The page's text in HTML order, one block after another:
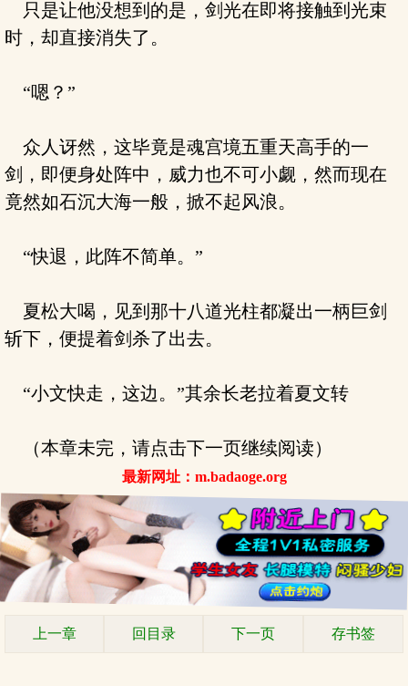
只是让他没想到的是，剑光在即将接触到光束
时，却直接消失了。
“嗯？”
众人讶然，这毕竟是魂宫境五重天高手的一
剑，即便身处阵中，威力也不可小觑，然而现在
竟然如石沉大海一般，掀不起风浪。
“快退，此阵不简单。”
夏松大喝，见到那十八道光柱都凝出一柄巨剑
斩下，便提着剑杀了出去。
“小文快走，这边。”其余长老拉着夏文转
（本章未完，请点击下一页继续阅读）
最新网址：m.badaoge.org
上一章 回目录 下一页 存书签